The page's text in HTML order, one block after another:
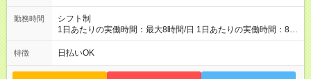
勤務時間
シフト制
1日あたりの実働時間：最大8時間/日 1日あたりの実働時間：8時
間（休憩1時間） 配送コースによって出社時間が若干変わりま
す シフト例 ・５時３０分～１５時３０分 （残業有の場合あ
特徴 日払いOK